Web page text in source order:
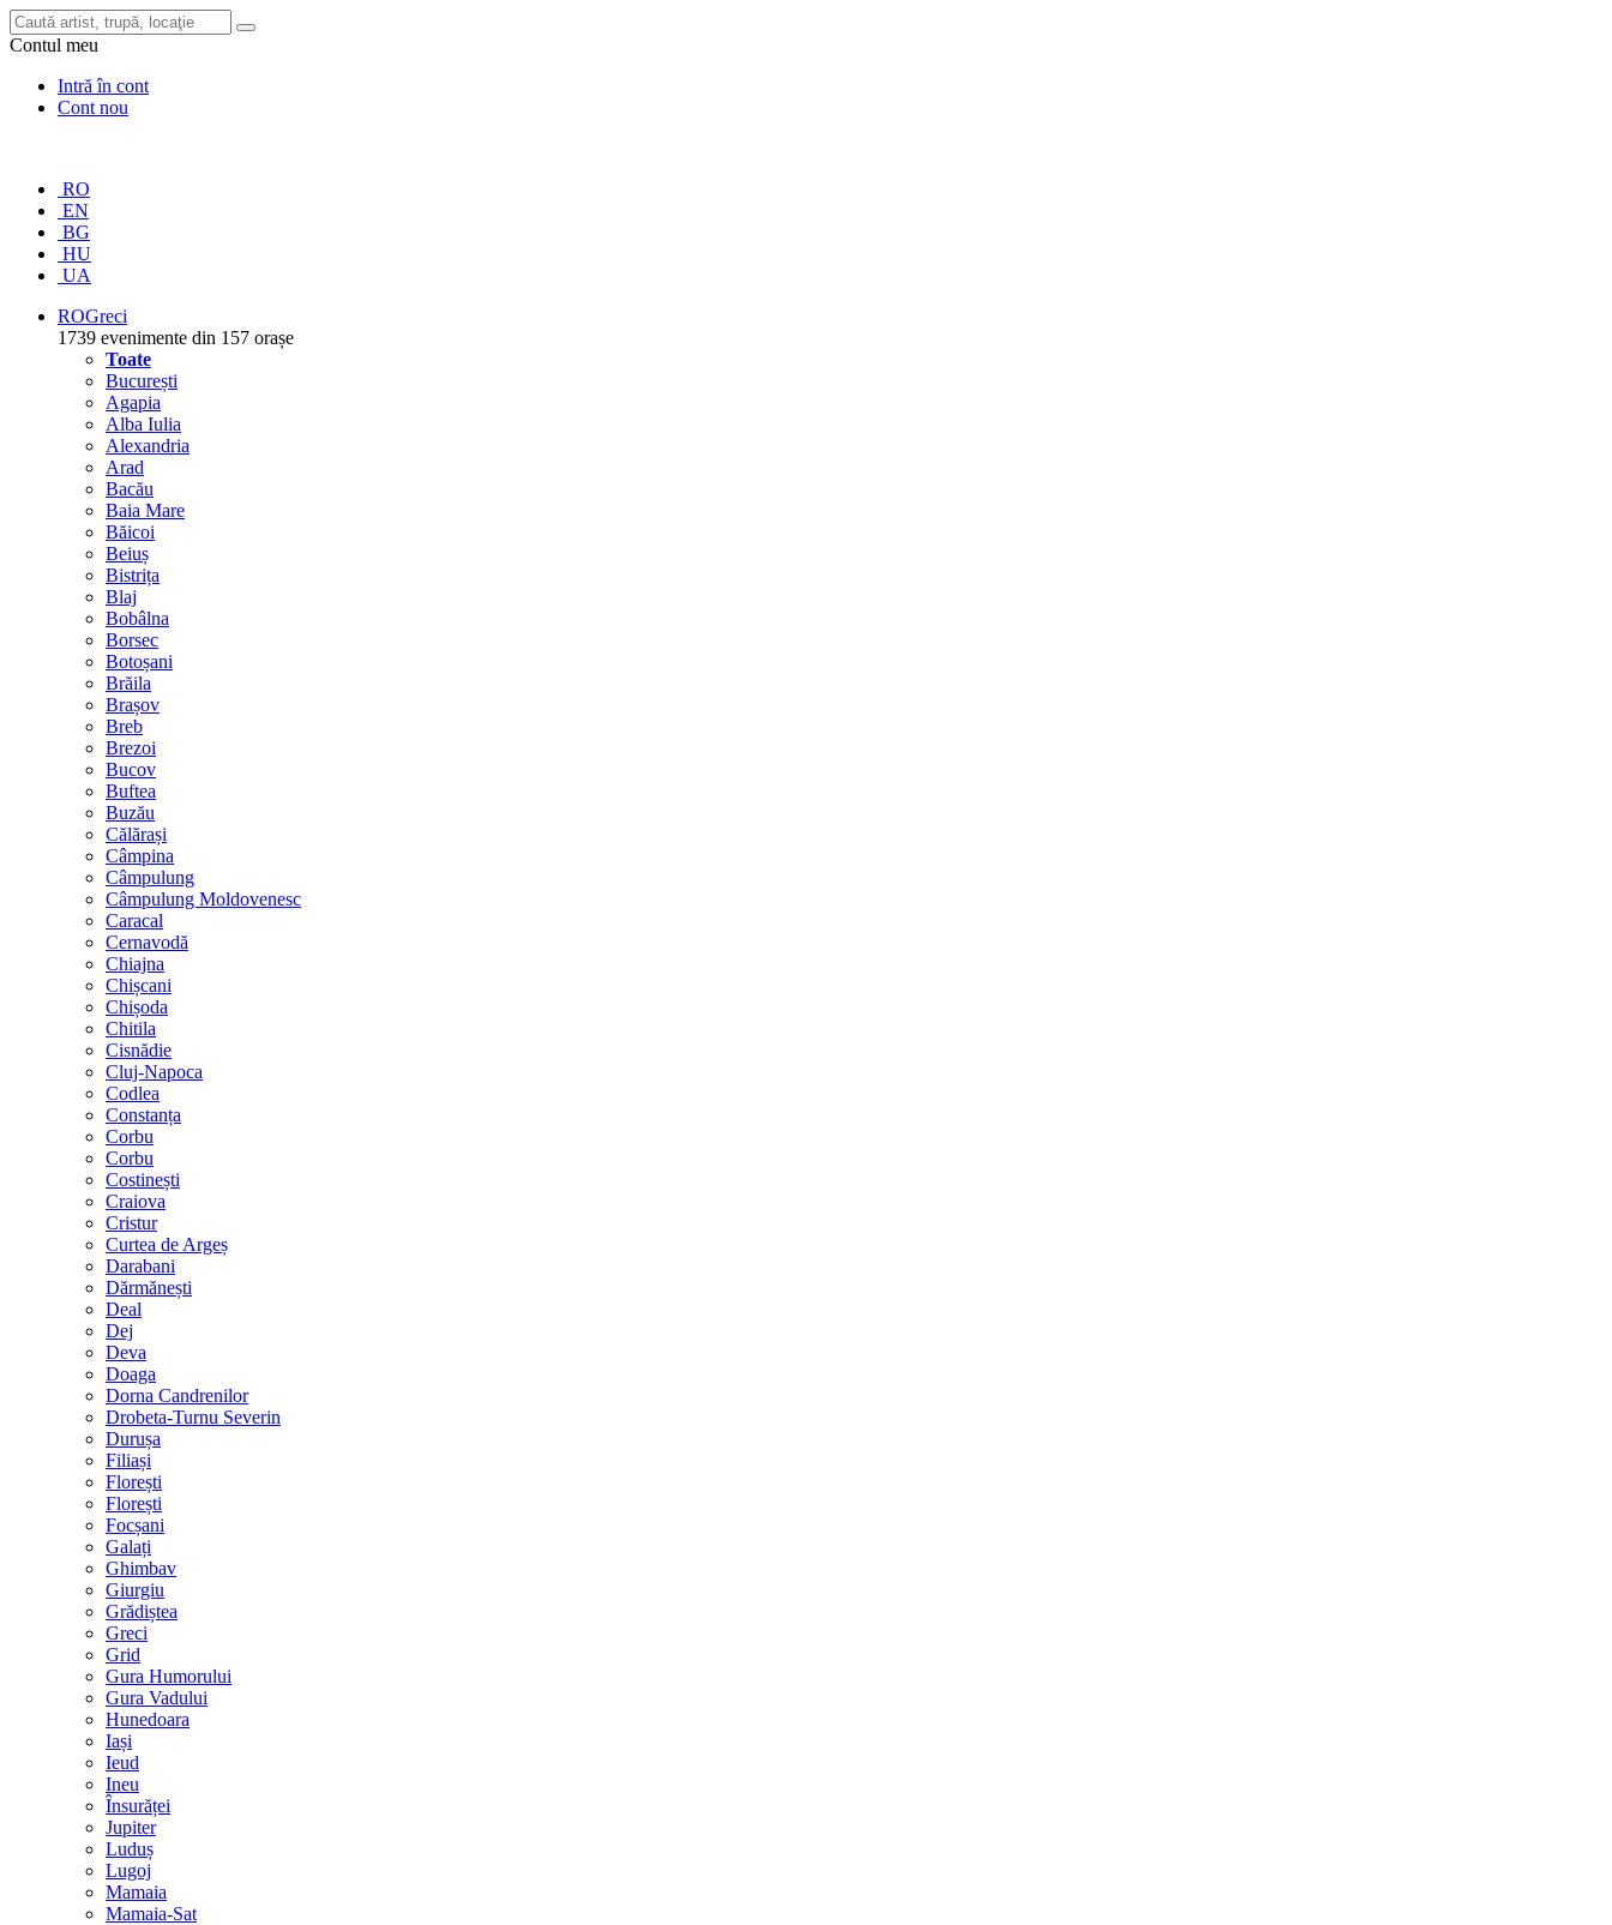
Contul meu
Intră în cont
Cont nou
RO
EN
BG
HU
UA
ROGreci
1739 evenimente din 157 orașe
Toate
București
Agapia
Alba Iulia
Alexandria
Arad
Bacău
Baia Mare
Băicoi
Beiuș
Bistrița
Blaj
Bobâlna
Borsec
Botoșani
Brăila
Brașov
Breb
Brezoi
Bucov
Buftea
Buzău
Călărași
Câmpina
Câmpulung
Câmpulung Moldovenesc
Caracal
Cernavodă
Chiajna
Chișcani
Chișoda
Chitila
Cisnădie
Cluj-Napoca
Codlea
Constanța
Corbu
Corbu
Costinești
Craiova
Cristur
Curtea de Argeș
Darabani
Dărmănești
Deal
Dej
Deva
Doaga
Dorna Candrenilor
Drobeta-Turnu Severin
Durușa
Filiași
Florești
Florești
Focșani
Galați
Ghimbav
Giurgiu
Grădiștea
Greci
Grid
Gura Humorului
Gura Vadului
Hunedoara
Iași
Ieud
Ineu
Însurăței
Jupiter
Luduș
Lugoj
Mamaia
Mamaia-Sat